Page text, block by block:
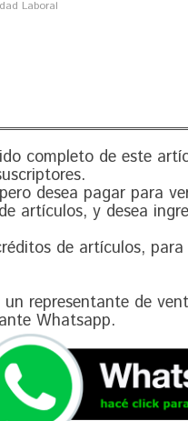
Laboral
completo de este
desea pagar para
artículos, y desea
de artículos,
un representante de
Whatsapp.